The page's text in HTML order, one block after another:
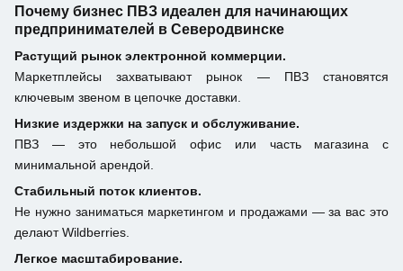
Почему бизнес ПВЗ идеален для начинающих
предпринимателей в Северодвинске
Растущий рынок электронной коммерции.
Маркетплейсы захватывают рынок — ПВЗ становятся
ключевым звеном в цепочке доставки.
Низкие издержки на запуск и обслуживание.
ПВЗ — это небольшой офис или часть магазина с
минимальной арендой.
Стабильный поток клиентов.
Не нужно заниматься маркетингом и продажами — за вас это
делают Wildberries.
Легкое масштабирование.